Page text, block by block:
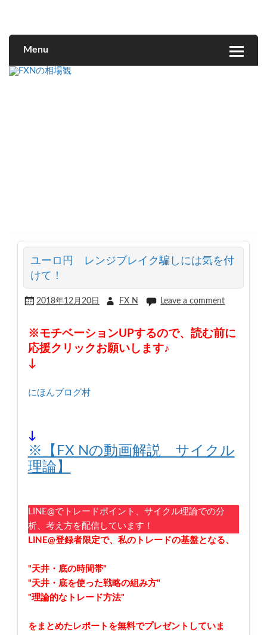
Menu
ユーロ円 レンジブレイク騙しには気を付
けて！
2018年12月20日 FX N Leave a comment
※モチベーションUPするので、読む前に
応援クリックお願いします♪
↓
にほんブログ村
↓
※【FX Nの動画解説 サイクル
理論】
LINE@でトレードポイント、サイクル理論での分
析、考え方を配信しています！
LINE@登録者限定で、私のトレードの基盤となる、
"天井・底の時間帯"
"天井・底を使った戦略の組み方"
"理論的なトレード方法"
をまとめたレポートを無料でプレゼントしていま